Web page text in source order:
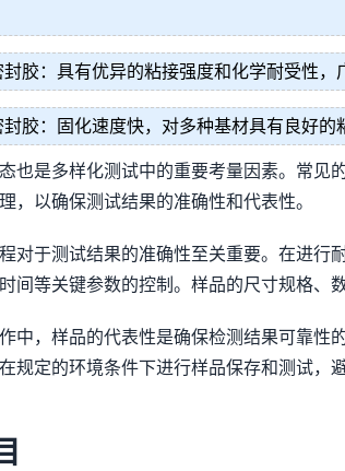
胶：具有优异的粘接强度和化学耐受性
封胶：固化速度快，对多种基材具有良好
也是多样化测试中的重要考量因素。常见
，以确保测试结果的准确性和代表性。
对于测试结果的准确性至关重要。在进行
间等关键参数的控制。样品的尺寸规格、
中，样品的代表性是确保检测结果可靠性
规定的环境条件下进行样品保存和测试，